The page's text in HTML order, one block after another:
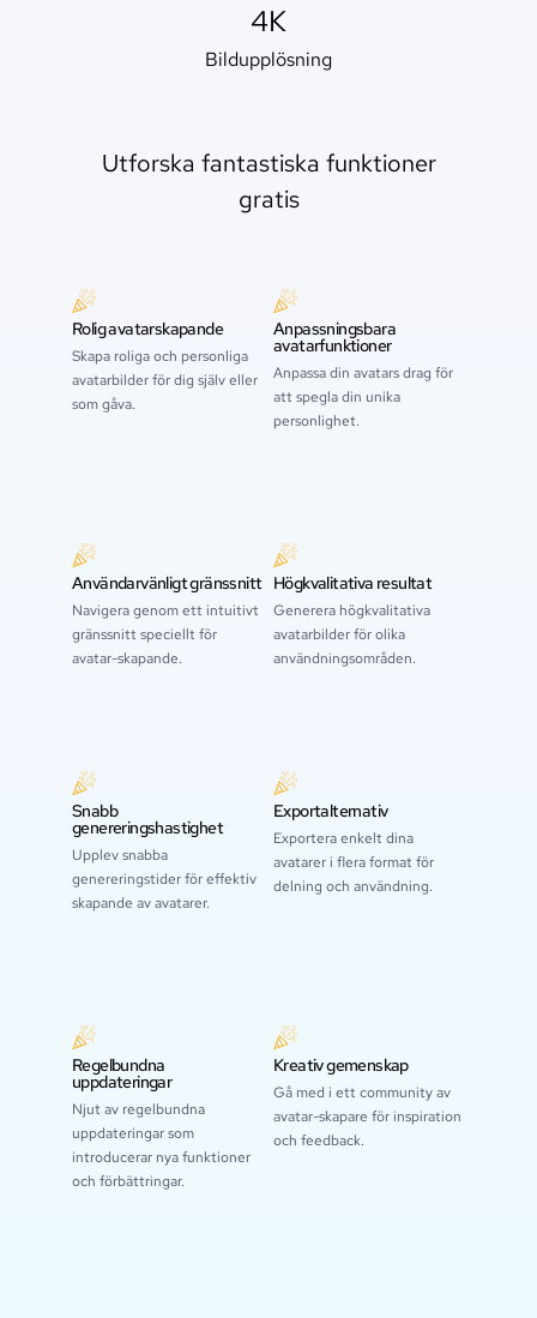
4K
Bildupplösning
Utforska fantastiska funktioner
gratis
Rolig avatar­skapande
Skapa roliga och personliga
avatarbilder för dig själv eller
som gåva.
Anpassningsbara
avatarfunktioner
Anpassa din avatars drag för
att spegla din unika
personlighet.
Användarvänligt gränssnitt
Navigera genom ett intuitivt
gränssnitt speciellt för
avatar-skapande.
Högkvalitativa resultat
Generera högkvalitativa
avatarbilder för olika
användningsområden.
Snabb
genereringshastighet
Upplev snabba
genereringstider för effektiv
skapande av avatarer.
Exportalternativ
Exportera enkelt dina
avatarer i flera format för
delning och användning.
Regelbundna
uppdateringar
Njut av regelbundna
uppdateringar som
introducerar nya funktioner
och förbättringar.
Kreativ gemenskap
Gå med i ett community av
avatar-skapare för inspiration
och feedback.